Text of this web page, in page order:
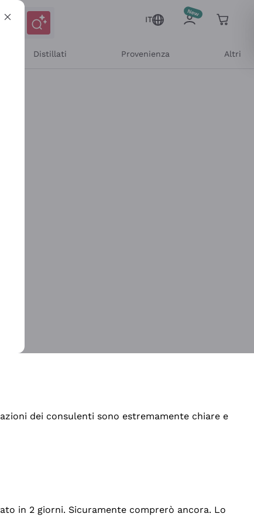
IT
Distillati Provenienza Altri
dei consulenti sono estremamente chiare e
in 2 giorni. Sicuramente comprerò ancora. Lo